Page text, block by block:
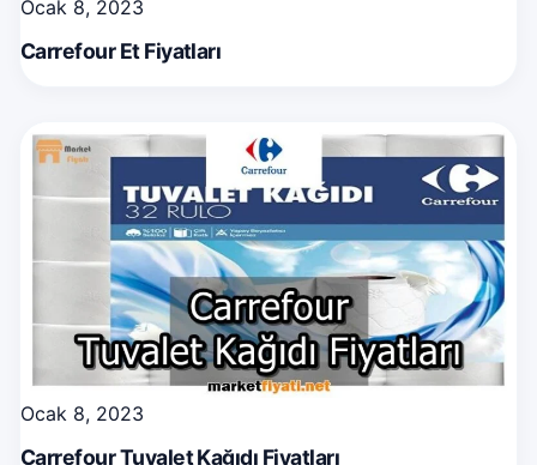
Ocak 8, 2023
Carrefour Et Fiyatları
Ocak 8, 2023
Carrefour Tuvalet Kağıdı Fiyatları